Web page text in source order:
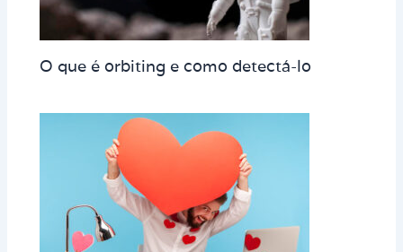
O que é orbiting e como detectá-lo